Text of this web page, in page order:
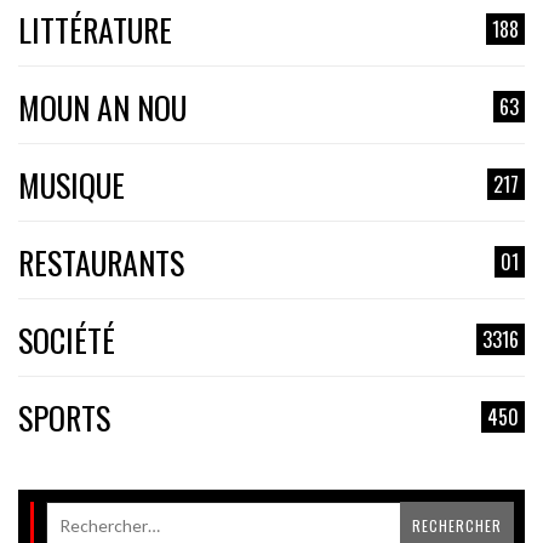
LITTÉRATURE 188
MOUN AN NOU 63
MUSIQUE 217
RESTAURANTS 01
SOCIÉTÉ 3316
SPORTS 450